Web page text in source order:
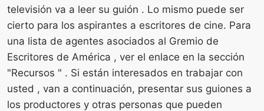
televisión va a leer su guión . Lo mismo puede ser
cierto para los aspirantes a escritores de cine. Para
una lista de agentes asociados al Gremio de
Escritores de América , ver el enlace en la sección
"Recursos " . Si están interesados ​​en trabajar con
usted , van a continuación, presentar sus guiones a
los productores y otras personas que pueden